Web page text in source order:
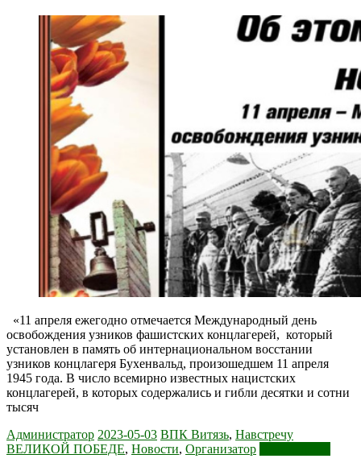
«11 апреля ежегодно отмечается Международный день
освобождения узников фашистских концлагерей, который
установлен в память об интернациональном восстании
узников концлагеря Бухенвальд, произошедшем 11 апреля
1945 года. В число всемирно известных нацистских
концлагерей, в которых содержались и гибли десятки и сотни
тысяч
Администратор 2023-05-03 ВПК Витязь, Навстречу
ВЕЛИКОЙ ПОБЕДЕ, Новости, Организатор